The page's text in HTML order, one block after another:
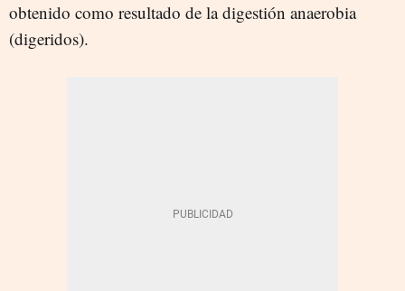
obtenido como resultado de la digestión anaerobia
(digeridos).